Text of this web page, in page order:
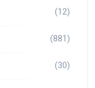
(12)
(881)
(30)